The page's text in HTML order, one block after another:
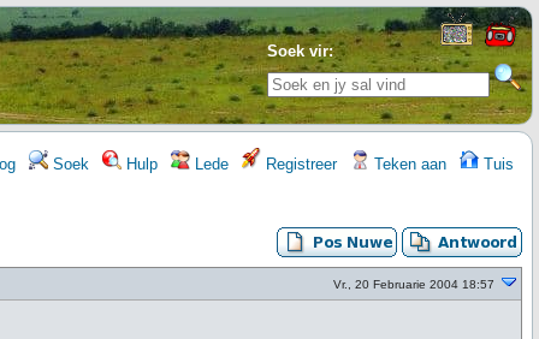
Soek vir:
Soek Hulp Lede Registreer Teken aan Tuis
Vr., 20 Februarie 2004 18:57